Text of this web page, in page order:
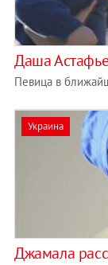
Даша
Певица в
Украина
Джамала